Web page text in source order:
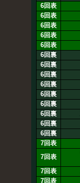
6回表
6回表
6回表
6回表
6回表
6回裏
6回裏
6回裏
6回裏
6回裏
6回裏
6回裏
6回裏
6回裏
7回表
7回表
7回表
7回表